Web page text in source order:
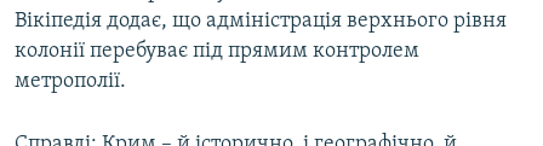
Вікіпедія додає, що адміністрація верхнього рівня
колонії перебуває під прямим контролем
метрополії.